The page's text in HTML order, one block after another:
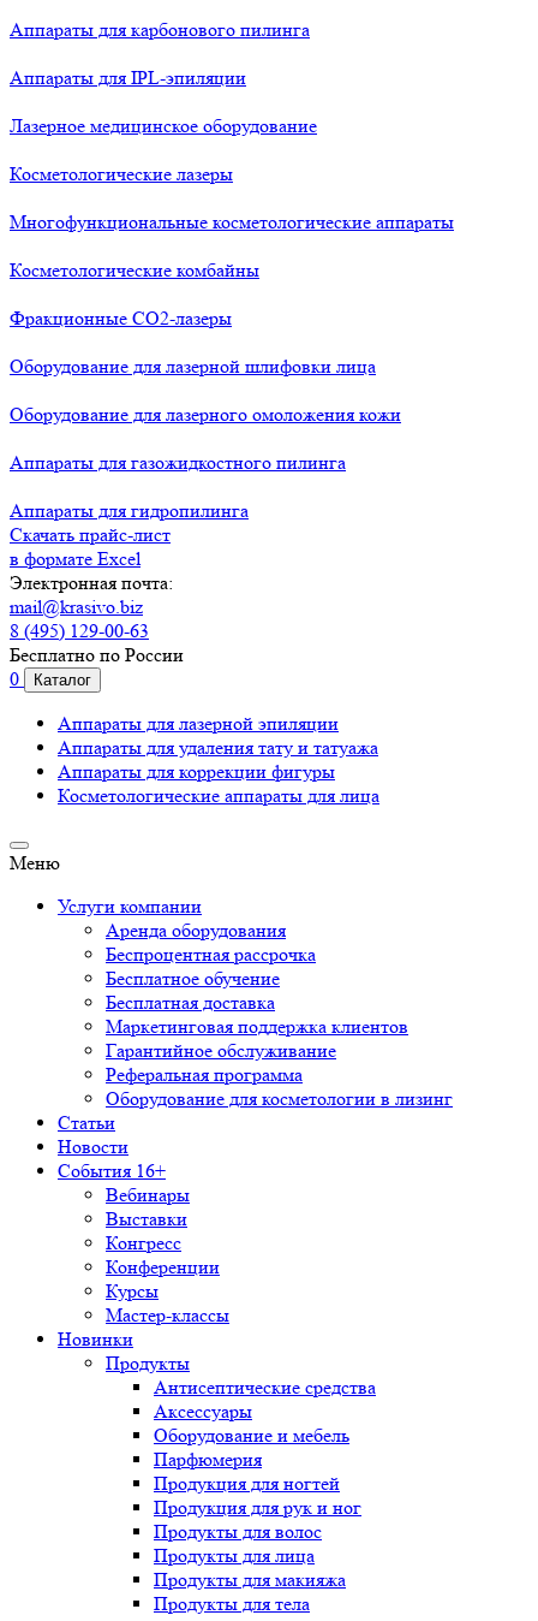
Аппараты для карбонового пилинга
Аппараты для IPL-эпиляции
Лазерное медицинское оборудование
Косметологические лазеры
Многофункциональные косметологические аппараты
Косметологические комбайны
Фракционные СО2-лазеры
Оборудование для лазерной шлифовки лица
Оборудование для лазерного омоложения кожи
Аппараты для газожидкостного пилинга
Аппараты для гидропилинга
Скачать прайс-лист
в формате Excel
Электронная почта:
mail@krasivo.biz
8 (495) 129-00-63
Бесплатно по России
0
Каталог
Аппараты для лазерной эпиляции
Аппараты для удаления тату и татуажа
Аппараты для коррекции фигуры
Косметологические аппараты для лица
Меню
Услуги компании
Аренда оборудования
Беспроцентная рассрочка
Бесплатное обучение
Бесплатная доставка
Маркетинговая поддержка клиентов
Гарантийное обслуживание
Реферальная программа
Оборудование для косметологии в лизинг
Статьи
Новости
События 16+
Вебинары
Выставки
Конгресс
Конференции
Курсы
Мастер-классы
Новинки
Продукты
Антисептические средства
Аксессуары
Оборудование и мебель
Парфюмерия
Продукция для ногтей
Продукция для рук и ног
Продукты для волос
Продукты для лица
Продукты для макияжа
Продукты для тела